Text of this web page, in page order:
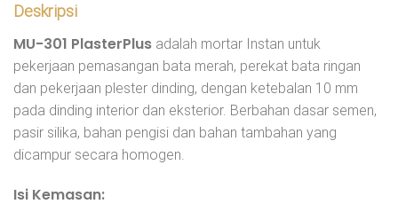
Deskripsi
MU-301 PlasterPlus adalah mortar Instan untuk
pekerjaan pemasangan bata merah, perekat bata ringan
dan pekerjaan plester dinding, dengan ketebalan 10 mm
pada dinding interior dan eksterior. Berbahan dasar semen,
pasir silika, bahan pengisi dan bahan tambahan yang
dicampur secara homogen.
Isi Kemasan: